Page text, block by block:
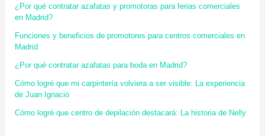
¿Por qué contratar azafatas y promotoras para ferias comerciales
en Madrid?
Funciones y beneficios de promotores para centros comerciales en
Madrid
¿Por qué contratar azafatas para boda en Madrid?
Cómo logré que mi carpintería volviera a ser visible: La experiencia
de Juan Ignacio
Cómo logré que centro de depilación destacará: La historia de Nelly